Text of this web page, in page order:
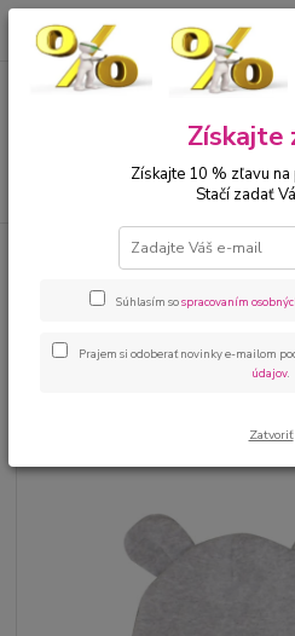
00421 905 612848
Kojenecké čiapky
LOVE TEDDY, šedá
Dvojvrstvová
LOVE TEDDY,
Získajte
Získajte 10 % zľavu
Stačí zadať
Súhlasím sospracovaním
Prajem si odoberať novinky e-mailom
údajov.
Zatvoriť